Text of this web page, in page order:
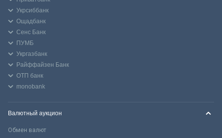
Укрсиббанк
Ощадбанк
Сенс Банк
ПУМБ
Укргазбанк
Райффайзен Банк
ОТП банк
monobank
Валютный аукцион
Обмен валют